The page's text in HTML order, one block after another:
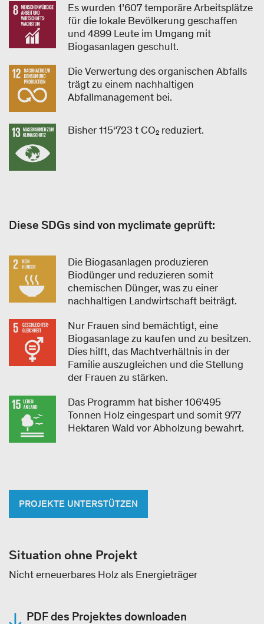
Es wurden 1’607 temporäre Arbeitsplätze
für die lokale Bevölkerung geschaffen
und 4899 Leute im Umgang mit
Biogasanlagen geschult.
Die Verwertung des organischen Abfalls
trägt zu einem nachhaltigen
Abfallmanagement bei.
Bisher 115‘723 t CO₂ reduziert.
Diese SDGs sind von myclimate geprüft:
Die Biogasanlagen produzieren
Biodünger und reduzieren somit
chemischen Dünger, was zu einer
nachhaltigen Landwirtschaft beiträgt.
Nur Frauen sind bemächtigt, eine
Biogasanlage zu kaufen und zu besitzen.
Dies hilft, das Machtverhältnis in der
Familie auszugleichen und die Stellung
der Frauen zu stärken.
Das Programm hat bisher 106‘495
Tonnen Holz eingespart und somit 977
Hektaren Wald vor Abholzung bewahrt.
PROJEKTE UNTERSTÜTZEN
Situation ohne Projekt
Nicht erneuerbares Holz als Energieträger
PDF des Projektes downloaden